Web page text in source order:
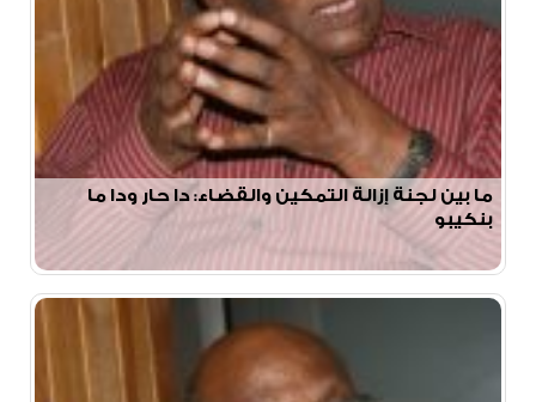
ما بين لجنة إزالة التمكين والقضاء: دا حار ودا ما
بنكيبو